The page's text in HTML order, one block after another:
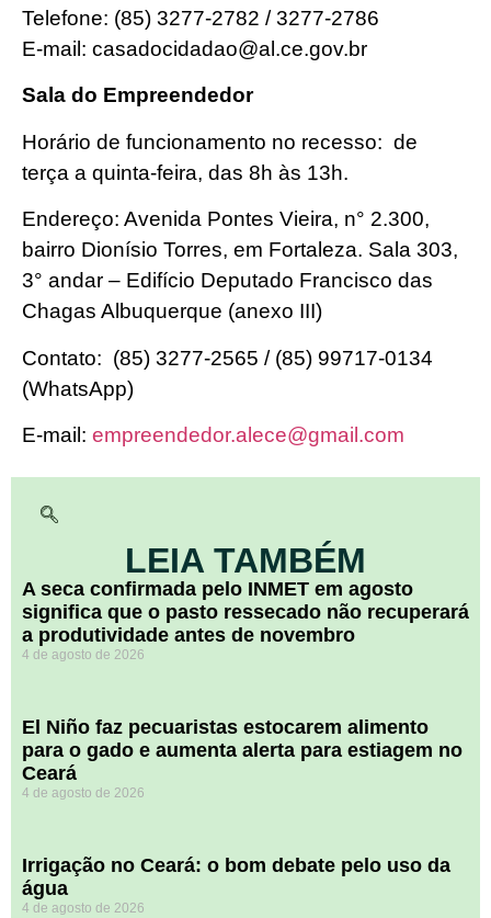
Telefone: (85) 3277-2782 / 3277-2786
E-mail: casadocidadao@al.ce.gov.br
Sala do Empreendedor
Horário de funcionamento no recesso: de
terça a quinta-feira, das 8h às 13h.
Endereço: Avenida Pontes Vieira, n° 2.300,
bairro Dionísio Torres, em Fortaleza. Sala 303,
3° andar – Edifício Deputado Francisco das
Chagas Albuquerque (anexo III)
Contato: (85) 3277-2565 / (85) 99717-0134
(WhatsApp)
E-mail: empreendedor.alece@gmail.com
LEIA TAMBÉM
A seca confirmada pelo INMET em agosto
significa que o pasto ressecado não recuperará
a produtividade antes de novembro
4 de agosto de 2026
El Niño faz pecuaristas estocarem alimento
para o gado e aumenta alerta para estiagem no
Ceará
4 de agosto de 2026
Irrigação no Ceará: o bom debate pelo uso da
água
4 de agosto de 2026